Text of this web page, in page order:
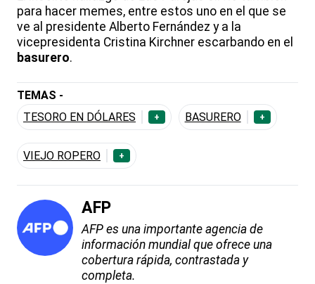
para hacer memes, entre estos uno en el que se
ve al presidente Alberto Fernández y a la
vicepresidenta Cristina Kirchner escarbando en el
basurero.
TEMAS -
TESORO EN DÓLARES
+ BASURERO +
VIEJO ROPERO +
AFP
AFP es una importante agencia de
información mundial que ofrece una
cobertura rápida, contrastada y
completa.